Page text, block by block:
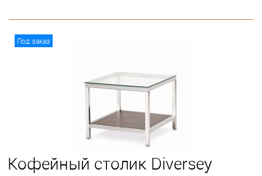
Под заказ
Кофейный столик Diversey